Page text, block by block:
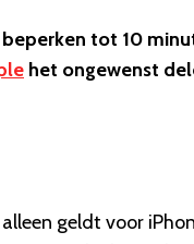
tot 10
het ongewenst
geldt voor